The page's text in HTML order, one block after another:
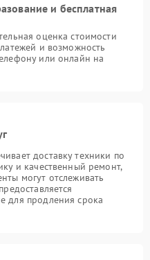
и бесплатная
оценка стоимости
и возможность
или онлайн на
доставку техники по
и качественный ремонт,
могут отслеживать
для продления срока